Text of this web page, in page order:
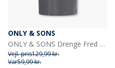
ONLY & SONS
ONLY & SONS Drenge Fred Tonkotsu T Shirt Blackened Pearl
Vejl. pris129,99 kr.
Var59,99 kr.